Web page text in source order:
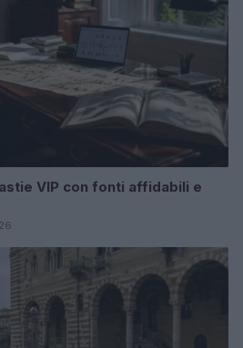
VIP con fonti affidabili e